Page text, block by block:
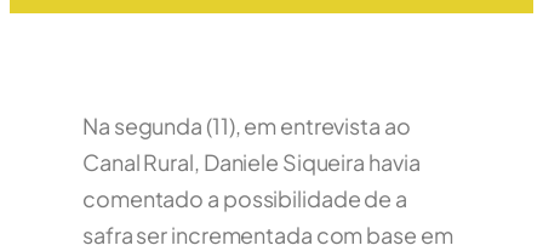
Na segunda (11), em entrevista ao
Canal Rural, Daniele Siqueira havia
comentado a possibilidade de a
safra ser incrementada com base em